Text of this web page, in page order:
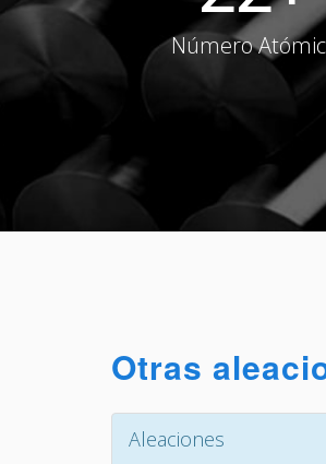
Número
Otras
Aleaciones